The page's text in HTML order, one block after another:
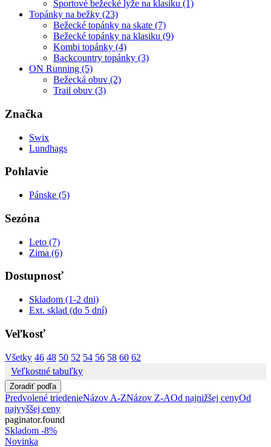
Športové bežecké lyže na klasiku (1)
Topánky na bežky (23)
Bežecké topánky na skate (7)
Bežecké topánky na klasiku (9)
Kombi topánky (4)
Backcountry topánky (3)
ON Running (5)
Bežecká obuv (2)
Trail obuv (3)
Značka
Swix
Lundhags
Pohlavie
Pánske (5)
Sezóna
Leto (7)
Zima (6)
Dostupnosť
Skladom (1-2 dni)
Ext. sklad (do 5 dní)
Veľkosť
Všetky 46 48 50 52 54 56 58 60 62
Veľkostné tabuľky
Zoradiť podľa
Predvolené triedenieNázov A-ZNázov Z-AOd najnižšej cenyOd
najvyššej ceny
paginator.found
Skladom -8%
Novinka